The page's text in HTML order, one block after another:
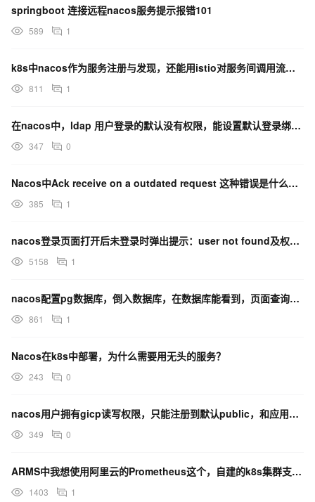
springboot 连接远程nacos服务提示报错101
589 1
k8s中nacos作为服务注册与发现，还能用istio对服务间调用流控吗？
811 1
在nacos中，ldap 用户登录的默认没有权限，能设置默认登录绑定到一个角色吗？
347 0
Nacos中Ack receive on a outdated request 这种错误是什么原因？
385 1
nacos登录页面打开后未登录时弹出提示：user not found及权限认证失败怎么办？
5158 1
nacos配置pg数据库，倒入数据库，在数据库能看到，页面查询报错怎么办？
861 1
Nacos在k8s中部署，为什么需要用无头的服务？
243 0
nacos用户拥有gicp读写权限，只能注册到默认public，和应用自身有关系吗？
349 0
ARMS中我想使用阿里云的Prometheus这个，自建的k8s集群支持吗？
1403 1